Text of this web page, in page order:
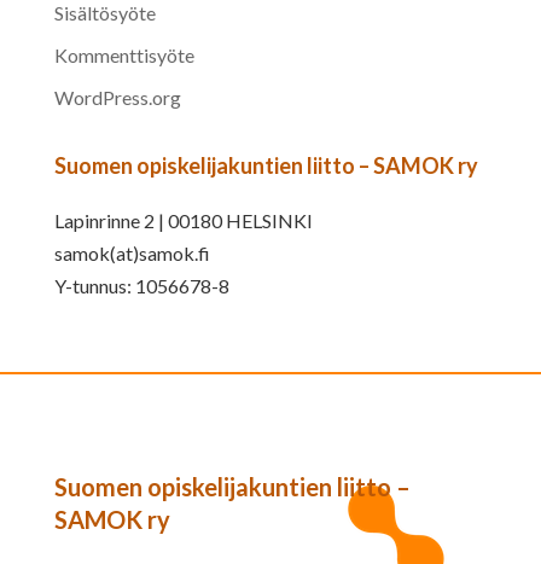
Sisältösyöte
Kommenttisyöte
WordPress.org
Suomen opiskelijakuntien liitto – SAMOK ry
Lapinrinne 2 | 00180 HELSINKI
samok(at)samok.fi
Y-tunnus: 1056678-8
Suomen opiskelijakuntien liitto –
SAMOK ry